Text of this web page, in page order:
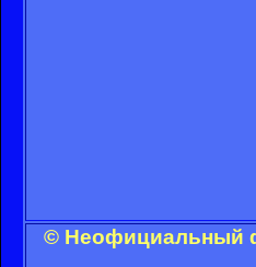
© Неофициальный